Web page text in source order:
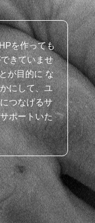
を作っても
きていませ
が目的にな
にして、ユ
つなげるサ
ポートいた